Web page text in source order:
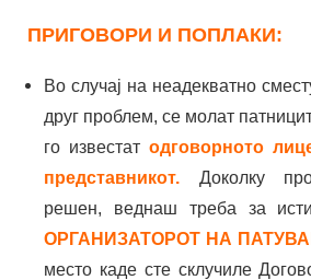
ПРИГОВОРИ И ПОПЛАКИ:
Во случај на неадекватно
друг проблем, се молат
го известат одговорното
представникот.
Доколку
решен, веднаш треба за
ОРГАНИЗАТОРОТ НА
место каде сте склучиле